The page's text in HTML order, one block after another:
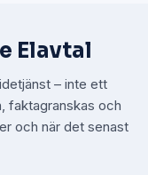
Elavtal
– inte ett
faktagranskas och
och när det senast